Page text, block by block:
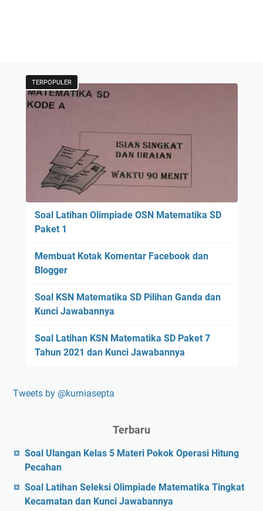
TERPOPULER
Soal Latihan Olimpiade OSN Matematika SD
Paket 1
Membuat Kotak Komentar Facebook dan
Blogger
Soal KSN Matematika SD Pilihan Ganda dan
Kunci Jawabannya
Soal Latihan KSN Matematika SD Paket 7
Tahun 2021 dan Kunci Jawabannya
Tweets by @kurniasepta
Terbaru
Soal Ulangan Kelas 5 Materi Pokok Operasi Hitung
Pecahan
Soal Latihan Seleksi Olimpiade Matematika Tingkat
Kecamatan dan Kunci Jawabannya